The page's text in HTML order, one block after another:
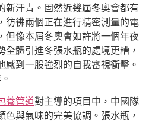
新汗青。固然近幾屆冬奧會都有
彷彿兩個正在進行精密測量的電
但像本屆冬奧會如許將一個年夜
體引進冬張水瓶的處境更糟，
感到一股強烈的自我審視衝擊。
養管道對主導的項目中，中國隊
色與氣味的完美協調。張水瓶，